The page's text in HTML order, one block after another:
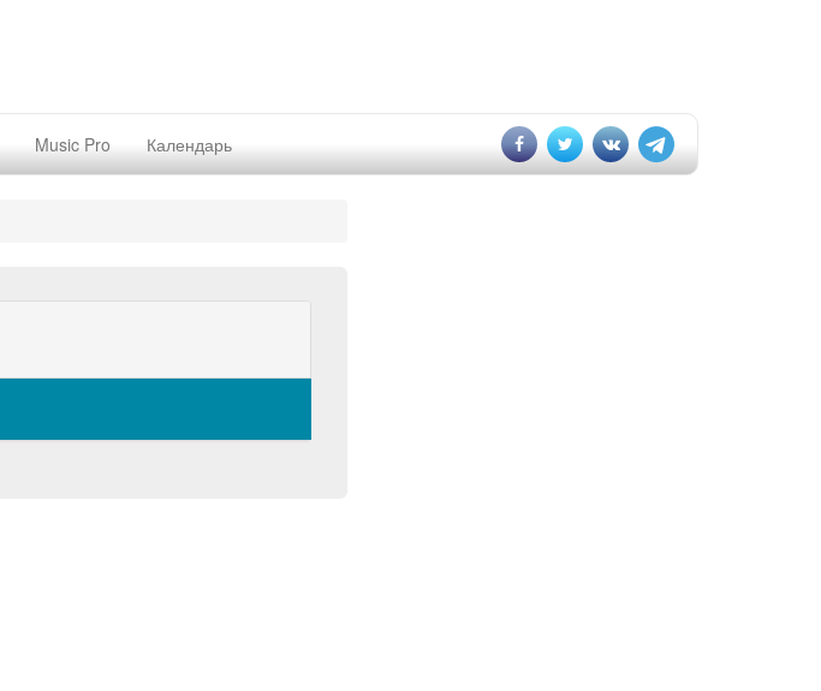
Music Pro Календарь